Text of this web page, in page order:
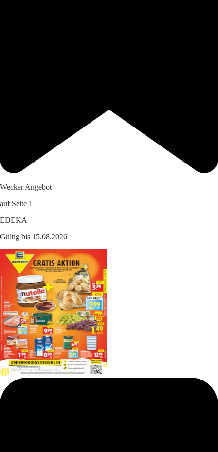
Wecker Angebot
auf Seite 1
EDEKA
Gültig bis 15.08.2026